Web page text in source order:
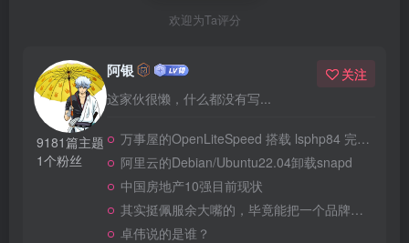
欢迎为Ta评分
9181篇主题
1个粉丝
阿银
这家伙很懒，什么都没有写...
关注
万事屋的OpenLiteSpeed 搭载 lsphp84 完整安装 Composer
阿里云的Debian/Ubuntu22.04卸载snapd
中国房地产10强目前现状
其实挺佩服余大嘴的，毕竟能把一个品牌做到全民嘲笑恶搞，真的不容易
卓伟说的是谁？